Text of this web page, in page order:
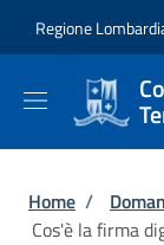
Regione
Briciole
Home /
Cos'è la firma